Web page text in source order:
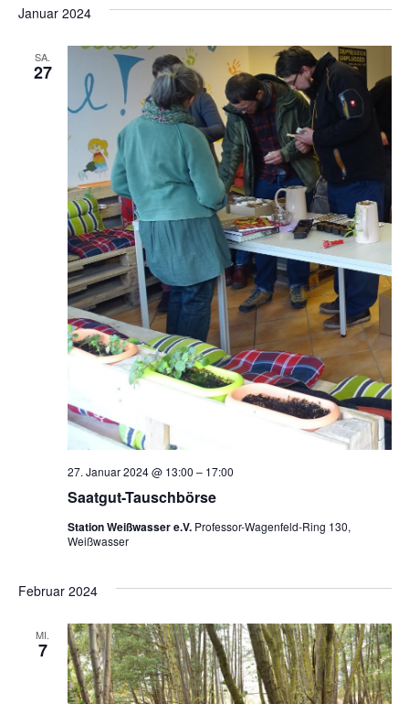
Januar 2024
SA.
27
Saatgut-Tauschbörse
27. Januar 2024 @ 13:00 – 17:00
Station Weißwasser e.V. Professor-Wagenfeld-Ring 130,
Weißwasser
Februar 2024
MI.
7